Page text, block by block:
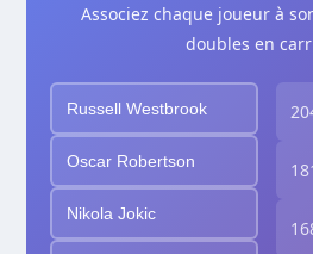
Associez chaque joueur à
doubles en
Russell Westbrook
Oscar Robertson
Nikola Jokic